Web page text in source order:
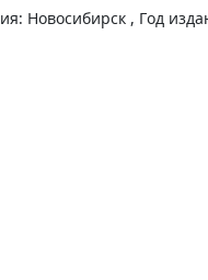
Новосибирск , Год